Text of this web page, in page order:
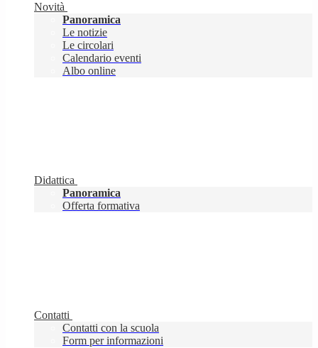
Novità
Panoramica
Le notizie
Le circolari
Calendario eventi
Albo online
Didattica
Panoramica
Offerta formativa
Contatti
Contatti con la scuola
Form per informazioni